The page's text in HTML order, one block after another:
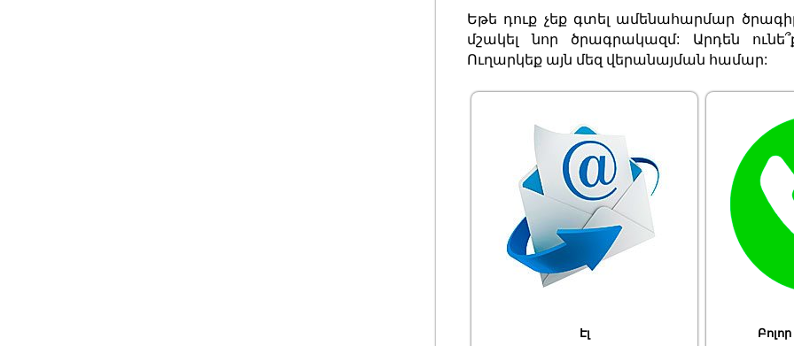
Եթե դուք չեք գտել ամենահարմար
մշակել նոր ծրագրակազմ: Արդեն
Ուղարկեք այն մեզ վերանայման համար:
Էլ